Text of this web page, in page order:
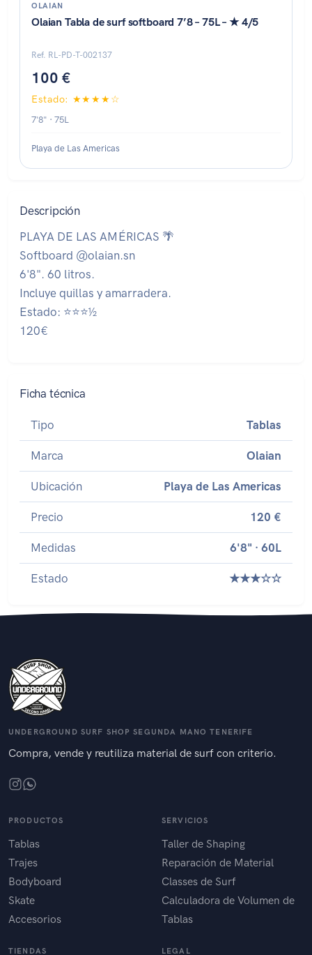
OLAIAN
Olaian Tabla de surf softboard 7’8 – 75L – ★ 4/5
Ref. RL-PD-T-002137
100 €
Estado: ★★★★☆
7'8" · 75L
Playa de Las Americas
Descripción
PLAYA DE LAS AMÉRICAS 🌴
Softboard @olaian.sn
6'8". 60 litros.
Incluye quillas y amarradera.
Estado: ⭐⭐⭐½
120€
Ficha técnica
Tipo Tablas
Marca Olaian
Ubicación Playa de Las Americas
Precio 120 €
Medidas 6'8" · 60L
Estado ★★★☆☆
UNDERGROUND SURF SHOP SEGUNDA MANO TENERIFE
Compra, vende y reutiliza material de surf con criterio.
PRODUCTOS
Tablas
Trajes
Bodyboard
Skate
Accesorios
SERVICIOS
Taller de Shaping
Reparación de Material
Classes de Surf
Calculadora de Volumen de
Tablas
TIENDAS LEGAL